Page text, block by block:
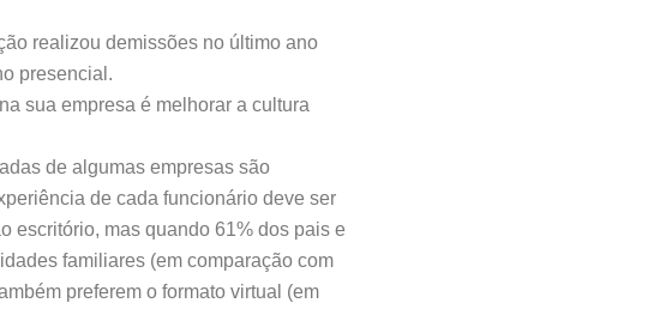
realizou demissões no último ano
presencial.
sua empresa é melhorar a cultura
de algumas empresas são
de cada funcionário deve ser
escritório, mas quando 61% dos pais e
familiares (em comparação com
preferem o formato virtual (em